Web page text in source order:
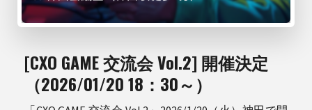
[CXO GAME 交流会 Vol.2] 開催決定
（2026/01/20 18：30～）